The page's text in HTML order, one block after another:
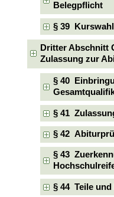
Belegpflicht
§ 39 Kurswahl
Dritter Abschnitt
Zulassung zur
§ 40
§ 41
§ 42
§ 43
§ 44 Teile